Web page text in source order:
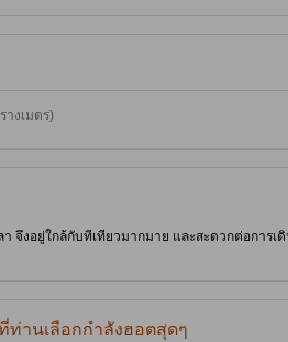
างเมตร)
จึงอยู่ใกล้กับที่เที่ยวมากมาย และสะดวกต่อการเ
ท่านเลือกกำลังฮอตสุดๆ